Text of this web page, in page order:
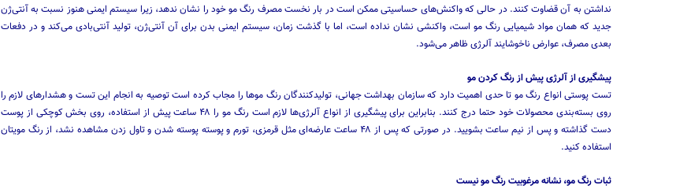
نداشتن به آن قضاوت كنند. در حالی كه واكنش‌های حساسیتی ممكن است در بار نخست مصرف رنگ مو خود را نشان ندهد، زیرا سیستم ایمنی هنوز نسبت به آنتی‌ژن
جدید كه همان مواد شیمیایی رنگ مو است، واكنشی نشان نداده است، اما با گذشت زمان، سیستم ایمنی بدن برای آن آنتی‌ژن، تولید آنتی‌بادی می‌كند و در دفعات
بعدی مصرف، عوارض ناخوشایند آلرژی ظاهر می‌شود.
پیشگیری از آلرژی پیش از رنگ كردن مو
تست پوستی انواع رنگ مو تا حدی اهمیت دارد كه سازمان بهداشت جهانی، تولیدكنندگان رنگ موها را مجاب كرده است توصیه به انجام این تست و هشدارهای لازم را
روی بسته‌بندی محصولات خود حتما درج كنند. بنابراین برای پیشگیری از انواع آلرژی‌ها لازم است رنگ مو را ۴۸ ساعت پیش از استفاده، روی بخش كوچكی از پوست
دست گذاشته و پس از نیم ساعت بشویید. در صورتی كه پس از ۴۸ ساعت عارضه‌ای مثل قرمزی، تورم و پوسته پوسته شدن و تاول زدن مشاهده نشد، از رنگ مویتان
استفاده كنید.
ثبات رنگ مو، نشانه مرغوبیت رنگ مو نیست